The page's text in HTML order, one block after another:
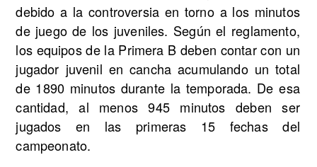
debido a la controversia en torno a los minutos
de juego de los juveniles. Según el reglamento,
los equipos de la Primera B deben contar con un
jugador juvenil en cancha acumulando un total
de 1890 minutos durante la temporada. De esa
cantidad, al menos 945 minutos deben ser
jugados en las primeras 15 fechas del
campeonato.